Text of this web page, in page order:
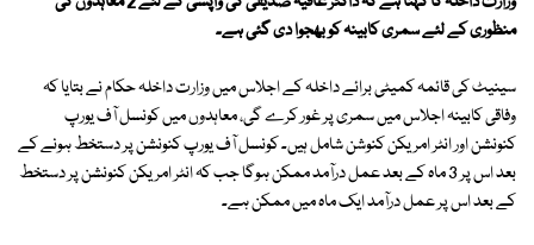
منظوری کے لئے سمری کابینہ کو بھجوا دی گئی ہے۔
سینیٹ کی قائمہ کمیٹی برائے داخلہ کے اجلاس میں وزارت داخلہ حکام نے بتایا کہ
وفاقی کابینہ اجلاس میں سمری پر غور کرے گی، معاہدوں میں کونسل آف یورپ
کنونشن اور انٹر امریکن کنوشن شامل ہیں۔ کونسل آف یورپ کنونشن پر دستخط ہونے کے
بعد اس پر 3 ماہ کے بعد عمل درآمد ممکن ہوگا جب کہ انٹر امریکن کنونشن پر دستخط
کے بعد اس پر عمل درآمد ایک ماہ میں ممکن ہے۔